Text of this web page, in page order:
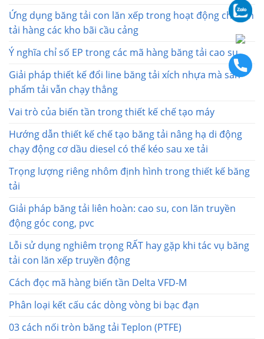
Ứng dụng băng tải con lăn xếp trong hoạt động chuyển
tải hàng các kho bãi cầu cảng
Ý nghĩa chỉ số EP trong các mã hàng băng tải cao su
Giải pháp thiết kế đổi line băng tải xích nhựa mà sản
phẩm tải vẫn chạy thẳng
Vai trò của biến tần trong thiết kế chế tạo máy
Hướng dẫn thiết kế chế tạo băng tải nâng hạ di động
chạy động cơ dầu diesel có thể kéo sau xe tải
Trọng lượng riêng nhôm định hình trong thiết kế băng
tải
Giải pháp băng tải liên hoàn: cao su, con lăn truyền
động góc cong, pvc
Lỗi sử dụng nghiêm trọng RẤT hay gặp khi tác vụ băng
tải con lăn xếp truyền động
Cách đọc mã hàng biến tần Delta VFD-M
Phân loại kết cấu các dòng vòng bi bạc đạn
03 cách nối tròn băng tải Teplon (PTFE)